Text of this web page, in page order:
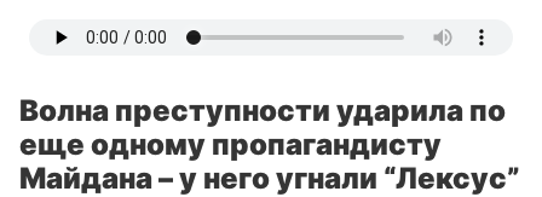
Волна преступности ударила по
еще одному пропагандисту
Майдана – у него угнали “Лексус”